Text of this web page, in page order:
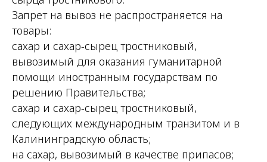
Запрет на вывоз не распространяется на
товары:
сахар и сахар-сырец тростниковый,
вывозимый для оказания гуманитарной
помощи иностранным государствам по
решению Правительства;
сахар и сахар-сырец тростниковый,
следующих международным транзитом и в
Калининградскую область;
на сахар, вывозимый в качестве припасов;